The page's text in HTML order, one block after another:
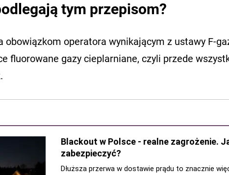
tym przepisom?
obowiązkom operatora wynikającym z ustawy F-
fluorowane gazy cieplarniane, czyli przede